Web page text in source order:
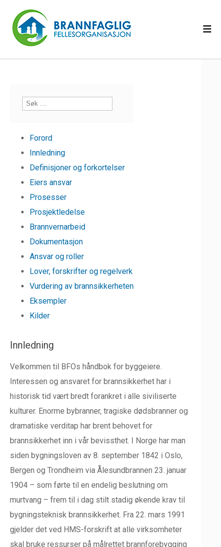
Forord
Innledning
Definisjoner og forkortelser
Eiers ansvar
Prosesser
Prosjektledelse
Brannvernarbeid
Dokumentasjon
Ansvar og roller
Lover, forskrifter og regelverk
Vurdering av brannsikkerheten
Eksempler
Kilder
Innledning
Velkommen til BFOs håndbok for byggeiere.
Interessen og ansvaret for brannsikkerhet har i
historisk tid vært bredt forankret i alle siviliserte
kulturer. Enorme bybranner, tragiske dødsbranner og
dramatiske verditap har brent behovet for
brannsikkerhet inn i vår bevissthet. I Norge har man
siden bygningsloven av 8. september 1842 i Oslo,
Bergen og Trondheim via Ålesundbrannen 23. januar
1904 – som førte til en endelig beslutning om
murtvang – frem til i dag stilt stadig økende krav til
bygningsteknisk brannsikkerhet. Fra 22. mars 1991
gjelder det ved HMS-forskrift at alle virksomheter
skal bruke ressurser på målrettet brannforebygging